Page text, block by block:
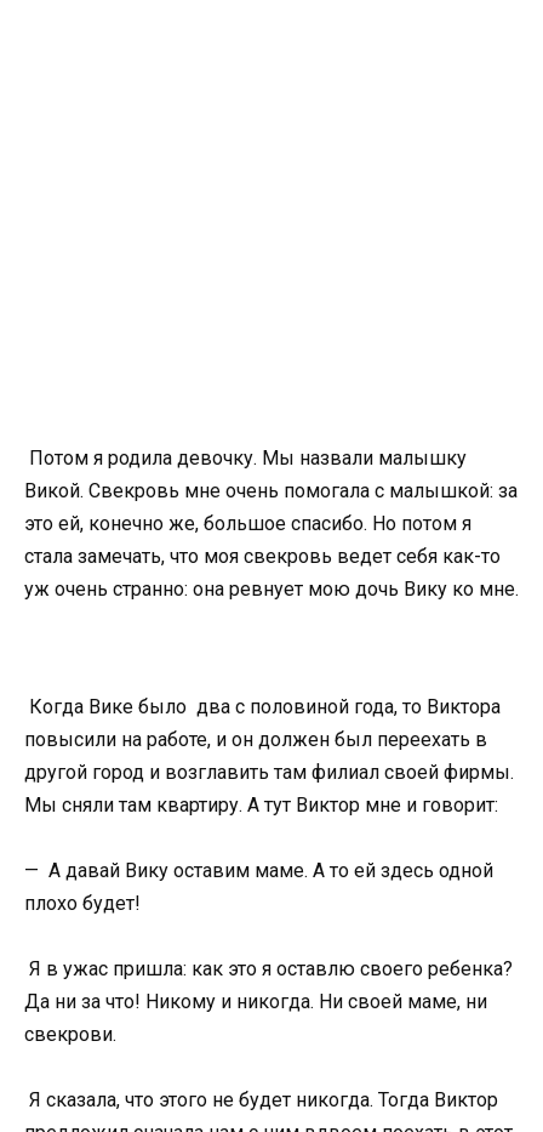
Потом я родила девочку. Мы назвали малышку
Викой. Свекровь мне очень помогала с малышкой: за
это ей, конечно же, большое спасибо. Но потом я
стала замечать, что моя свекровь ведет себя как-то
уж очень странно: она ревнует мою дочь Вику ко мне.
Когда Вике было два с половиной года, то Виктора
повысили на работе, и он должен был переехать в
другой город и возглавить там филиал своей фирмы.
Мы сняли там квартиру. А тут Виктор мне и говорит:
— А давай Вику оставим маме. А то ей здесь одной
плохо будет!
Я в ужас пришла: как это я оставлю своего ребенка?
Да ни за что! Никому и никогда. Ни своей маме, ни
свекрови.
Я сказала, что этого не будет никогда. Тогда Виктор